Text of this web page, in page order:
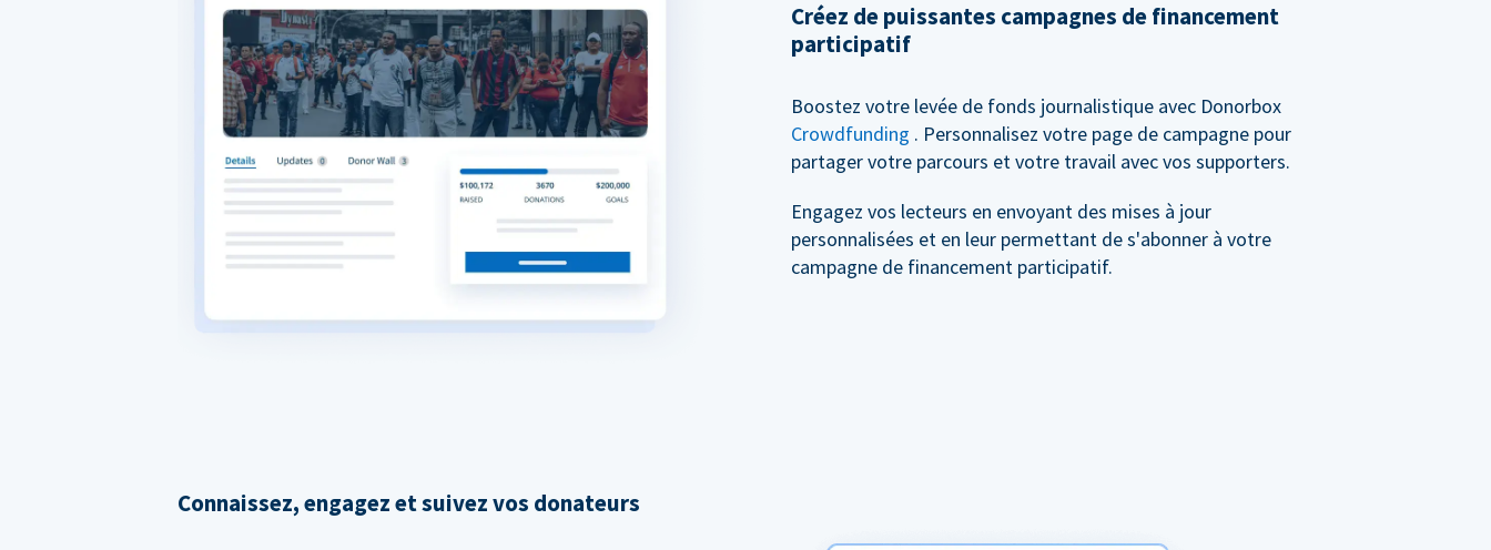
Créez de puissantes campagnes de financement
participatif
Boostez votre levée de fonds journalistique avec Donorbox
Crowdfunding . Personnalisez votre page de campagne pour
partager votre parcours et votre travail avec vos supporters.
Engagez vos lecteurs en envoyant des mises à jour
personnalisées et en leur permettant de s'abonner à votre
campagne de financement participatif.
Connaissez, engagez et suivez vos donateurs